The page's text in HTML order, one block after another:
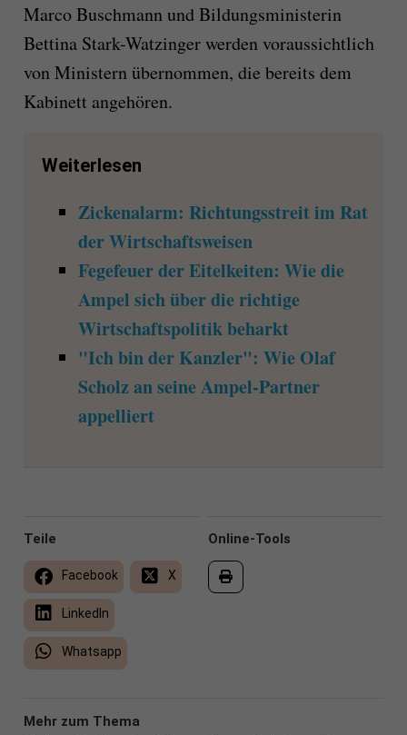
Marco Buschmann und Bildungsministerin
Bettina Stark-Watzinger werden voraussichtlich
von Ministern übernommen, die bereits dem
Kabinett angehören.
Weiterlesen
Zickenalarm: Richtungsstreit im Rat
der Wirtschaftsweisen
Fegefeuer der Eitelkeiten: Wie die
Ampel sich über die richtige
Wirtschaftspolitik beharkt
"Ich bin der Kanzler": Wie Olaf
Scholz an seine Ampel-Partner
appelliert
Online-Tools
Teile
Facebook X
LinkedIn
Whatsapp
Mehr zum Thema